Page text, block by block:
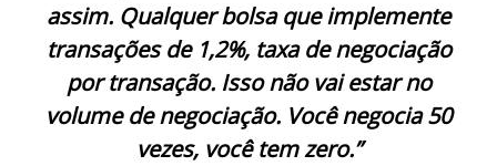
assim. Qualquer bolsa que implemente
transações de 1,2%, taxa de negociação
por transação. Isso não vai estar no
volume de negociação. Você negocia 50
vezes, você tem zero.”